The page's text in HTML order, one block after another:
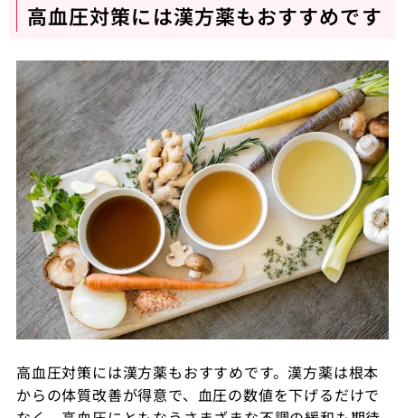
高血圧対策には漢方薬もおすすめです
高血圧対策には漢方薬もおすすめです。漢方薬は根本
からの体質改善が得意で、血圧の数値を下げるだけで